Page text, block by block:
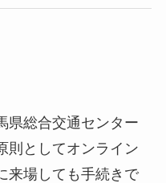
県総合交通センター
則としてオンライン
来場しても手続きで